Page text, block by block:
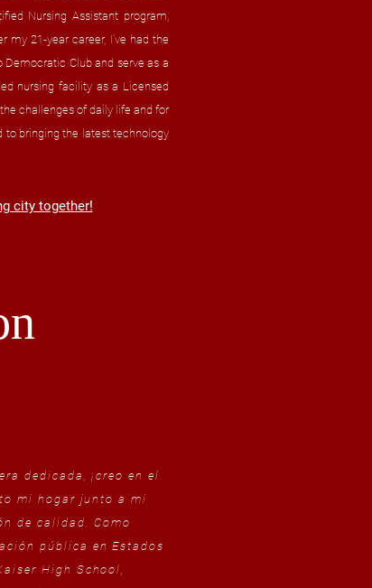
Nursing Assistant program,
21-year career, I’ve had the
Club and serve as a
nursing facility as a Licensed
challenges of daily life and for
to bringing the latest technology
city together!
dedicada, ¡creo en el
mi hogar junto a mi
de calidad. Como
pública en Estados
High School,